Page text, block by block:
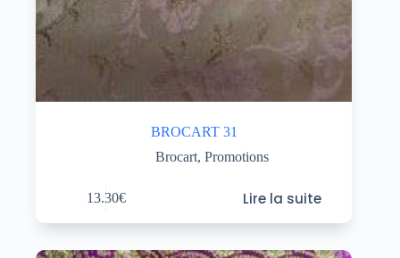
BROCART 31
Brocart, Promotions
13.30€ Lire la suite